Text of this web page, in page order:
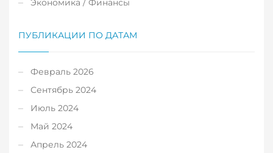
ПУБЛИКАЦИИ ПО ДАТАМ
Февраль 2026
Сентябрь 2024
Июль 2024
Май 2024
Апрель 2024